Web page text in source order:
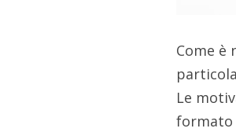
Come è
Le
formato